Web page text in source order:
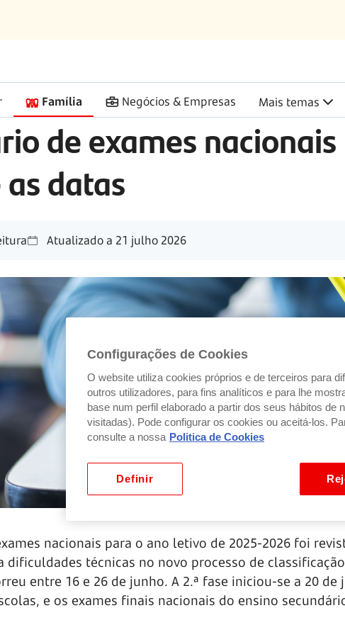
Família Negócios & Empresas Mais temas
de exames
datas
Atualizado a 21 julho 2026
nacionais para o ano letivo de 2025-2026 foi
dificuldades técnicas no novo processo de
entre 16 e 26 de junho. A 2.ª fase iniciou-se a 20
e os exames finais nacionais do ensino
Configurações de Cookies
O website utiliza cookies próprios e de terceiros para
outros utilizadores, para fins analíticos e para lhe
base num perfil elaborado a partir dos seus hábitos de
visitadas). Pode configurar os cookies ou aceitá-los.
consulte a nossa Politica de Cookies
Definir